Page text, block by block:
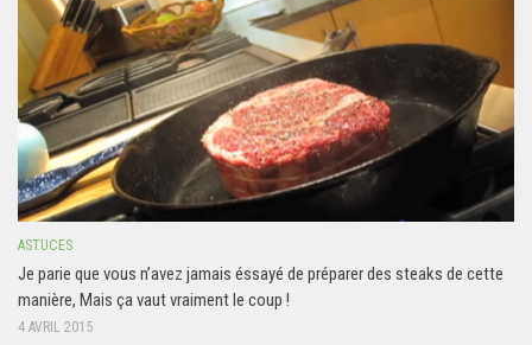
ASTUCES
Je parie que vous n’avez jamais éssayé de préparer des steaks de cette
manière, Mais ça vaut vraiment le coup !
4 AVRIL 2015